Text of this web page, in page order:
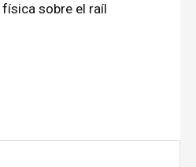
física sobre el raíl